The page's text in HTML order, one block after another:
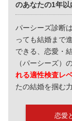
のあなたの1年
パーシーズ診断
っても結婚まで
できる、恋愛・
（パーシーズ）
れる適性検査レ
たの結婚を掴む
恋愛